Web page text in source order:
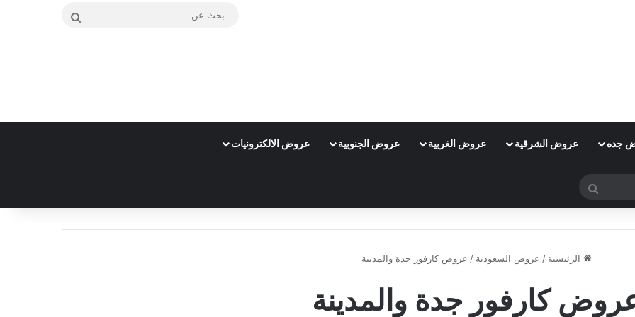
بحث
جده عروض الشرقية عروض الغربية عروض الجنوبية عروض الالكترونيات
بحث
الرئيسية / عروض السعودية / عروض كارفور جدة والمدينة
كارفور جدة والمدينة